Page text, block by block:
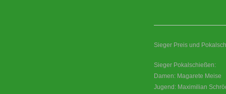
Sieger Preis und
Sieger Pokalschießen:
Damen: Magarete Meise
Jugend: Maximilian